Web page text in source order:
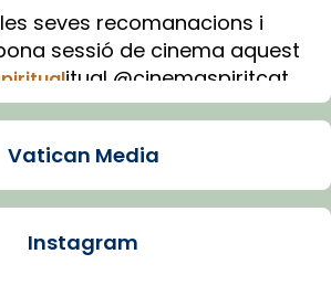
seves recomanacions i
sessió de cinema aquest
itual @cinemaspiritcat
amb IA (OpenAI)
de Barcelona
Vatican Media
Instagram